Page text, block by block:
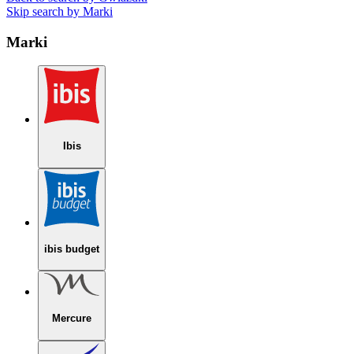
Skip search by Marki
Marki
Ibis
ibis budget
Mercure